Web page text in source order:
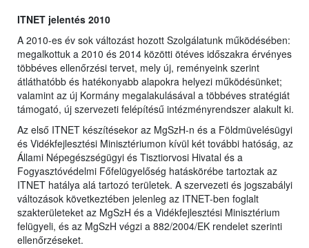
ITNET jelentés 2010
A 2010-es év sok változást hozott Szolgálatunk működésében:
megalkottuk a 2010 és 2014 közötti ötéves időszakra érvényes
többéves ellenőrzési tervet, mely új, reményeink szerint
átláthatóbb és hatékonyabb alapokra helyezi működésünket;
valamint az új Kormány megalakulásával a többéves stratégiát
támogató, új szervezeti felépítésű intézményrendszer alakult ki.
Az első ITNET készítésekor az MgSzH-n és a Földmüvelésügyi
és Vidékfejlesztési Minisztériumon kívül két további hatóság, az
Állami Népegészségügyi és Tisztiorvosi Hivatal és a
Fogyasztóvédelmi Főfelügyelőség hatáskörébe tartoztak az
ITNET hatálya alá tartozó területek. A szervezeti és jogszabályi
változások következtében jelenleg az ITNET-ben foglalt
szakterületeket az MgSzH és a Vidékfejlesztési Minisztérium
felügyeli, és az MgSzH végzi a 882/2004/EK rendelet szerinti
ellenőrzéseket.